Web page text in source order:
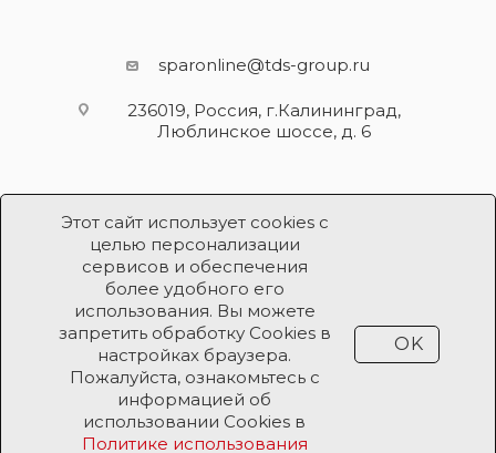
Этот сайт использует cookies с
целью персонализации
сервисов и обеспечения
более удобного его
использования. Вы можете
запретить обработку Cookies в
настройках браузера.
Пожалуйста, ознакомьтесь с
информацией об
использовании Cookies в
Политике использования
OK
sparonline@tds-group.ru
236019, Россия, г.Калининград,
Люблинское шоссе, д. 6
Разработка и поддержка
Продвижение проекта ООО «Робот Икс»
Все права защищены ООО «Робот Икс» 2026 ©